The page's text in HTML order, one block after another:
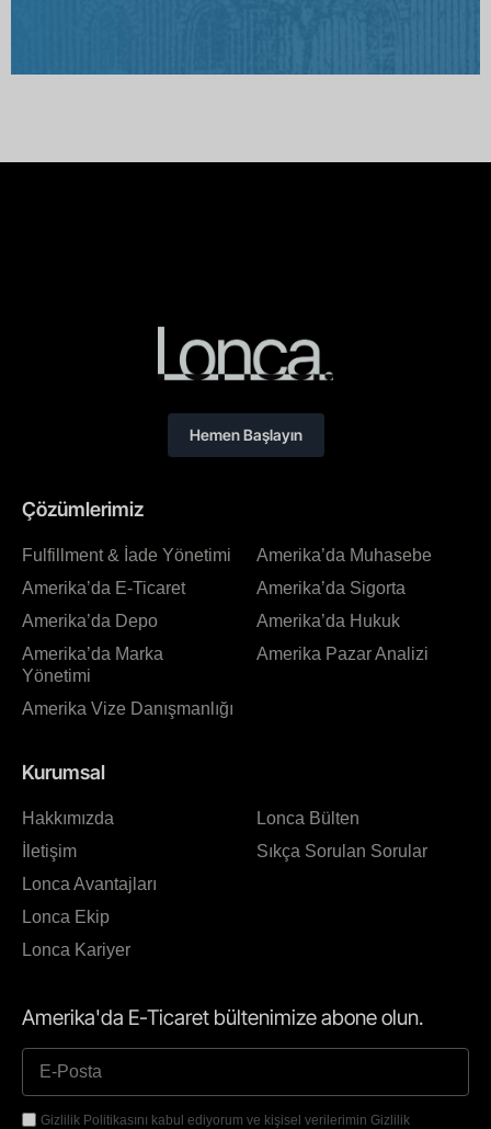
Çözümlerimiz
Fulfillment & İade Yönetimi
Amerika’da E-Ticaret
Amerika’da Depo
Amerika’da Marka
Yönetimi
Amerika Vize Danışmanlığı
Amerika’da Muhasebe
Amerika’da Sigorta
Amerika’da Hukuk
Amerika Pazar Analizi
Kurumsal
Hakkımızda
İletişim
Lonca Avantajları
Lonca Ekip
Lonca Kariyer
Lonca Bülten
Sıkça Sorulan Sorular
Amerika'da E-Ticaret bültenimize abone olun.
Gizlilik Politikasını kabul ediyorum ve kişisel verilerimin Gizlilik
Hemen Başlayın